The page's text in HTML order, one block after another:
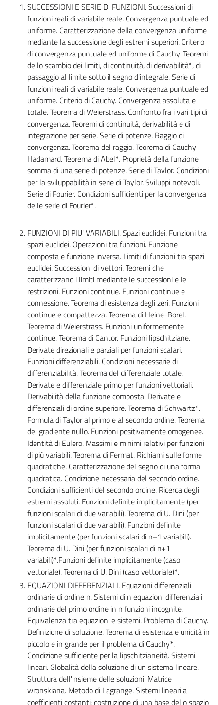
SUCCESSIONI E SERIE DI FUNZIONI. Successioni di
funzioni reali di variabile reale. Convergenza puntuale ed
uniforme. Caratterizzazione della convergenza uniforme
mediante la successione degli estremi superiori. Criterio
di convergenza puntuale ed uniforme di Cauchy. Teoremi
dello scambio dei limiti, di continuità, di derivabilità*, di
passaggio al limite sotto il segno d'integrale. Serie di
funzioni reali di variabile reale. Convergenza puntuale ed
uniforme. Criterio di Cauchy. Convergenza assoluta e
totale. Teorema di Weierstrass. Confronto fra i vari tipi di
convergenza. Teoremi di continuità, derivabilità e di
integrazione per serie. Serie di potenze. Raggio di
convergenza. Teorema del raggio. Teorema di Cauchy-
Hadamard. Teorema di Abel*. Proprietà della funzione
somma di una serie di potenze. Serie di Taylor. Condizioni
per la sviluppabilità in serie di Taylor. Sviluppi notevoli.
Serie di Fourier. Condizioni sufficienti per la convergenza
delle serie di Fourier*.
FUNZIONI DI PIU' VARIABILI. Spazi euclidei. Funzioni tra
spazi euclidei. Operazioni tra funzioni. Funzione
composta e funzione inversa. Limiti di funzioni tra spazi
euclidei. Successioni di vettori. Teoremi che
caratterizzano i limiti mediante le successioni e le
restrizioni. Funzioni continue. Funzioni continue e
connessione. Teorema di esistenza degli zeri. Funzioni
continue e compattezza. Teorema di Heine-Borel.
Teorema di Weierstrass. Funzioni uniformemente
continue. Teorema di Cantor. Funzioni lipschitziane.
Derivate direzionali e parziali per funzioni scalari.
Funzioni differenziabili. Condizioni necessarie di
differenziabilità. Teorema del differenziale totale.
Derivate e differenziale primo per funzioni vettoriali.
Derivabilità della funzione composta. Derivate e
differenziali di ordine superiore. Teorema di Schwartz*.
Formula di Taylor al primo e al secondo ordine. Teorema
del gradiente nullo. Funzioni positivamente omogenee.
Identità di Eulero. Massimi e minimi relativi per funzioni
di più variabili. Teorema di Fermat. Richiami sulle forme
quadratiche. Caratterizzazione del segno di una forma
quadratica. Condizione necessaria del secondo ordine.
Condizioni sufficienti del secondo ordine. Ricerca degli
estremi assoluti. Funzioni definite implicitamente (per
funzioni scalari di due variabili). Teorema di U. Dini (per
funzioni scalari di due variabili). Funzioni definite
implicitamente (per funzioni scalari di n+1 variabili).
Teorema di U. Dini (per funzioni scalari di n+1
variabili)*.Funzioni definite implicitamente (caso
vettoriale). Teorema di U. Dini (caso vettoriale)*.
EQUAZIONI DIFFERENZIALI. Equazioni differenziali
ordinarie di ordine n. Sistemi di n equazioni differenziali
ordinarie del primo ordine in n funzioni incognite.
Equivalenza tra equazioni e sistemi. Problema di Cauchy.
Definizione di soluzione. Teorema di esistenza e unicità in
piccolo e in grande per il problema di Cauchy*.
Condizione sufficiente per la lipschitzianeità. Sistemi
lineari. Globalità della soluzione di un sistema lineare.
Struttura dell'insieme delle soluzioni. Matrice
wronskiana. Metodo di Lagrange. Sistemi lineari a
coefficienti costanti: costruzione di una base dello spazio